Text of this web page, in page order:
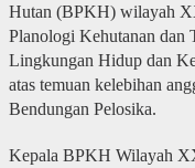
Hutan (BPKH) wilayah
Planologi Kehutanan dan
Lingkungan Hidup dan
atas temuan kelebihan
Bendungan Pelosika.
Kepala BPKH Wilayah